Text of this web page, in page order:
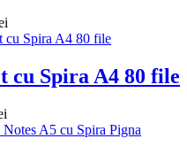
cu Spira A4 80 file